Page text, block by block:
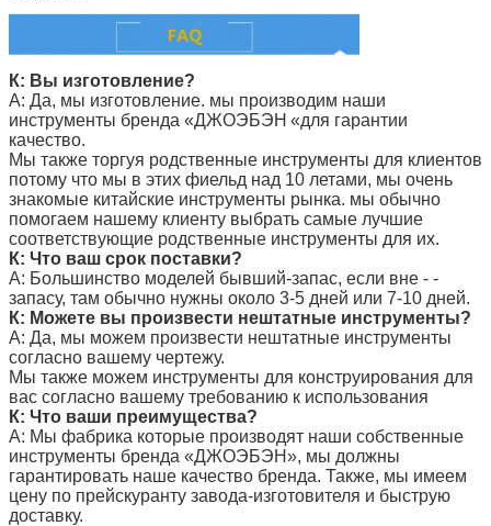
К: Вы изготовление?
А: Да, мы изготовление. мы производим наши
инструменты бренда «ДЖОЭБЭН «для гарантии
качество.
Мы также торгуя родственные инструменты для клиентов
потому что мы в этих фиельд над 10 летами, мы очень
знакомые китайские инструменты рынка. мы обычно
помогаем нашему клиенту выбрать самые лучшие
соответствующие родственные инструменты для их.
К: Что ваш срок поставки?
А: Большинство моделей бывший-запас, если вне - -
запасу, там обычно нужны около 3-5 дней или 7-10 дней.
К: Можете вы произвести нештатные инструменты?
А: Да, мы можем произвести нештатные инструменты
согласно вашему чертежу.
Мы также можем инструменты для конструирования для
вас согласно вашему требованию к использования
К: Что ваши преимущества?
А: Мы фабрика которые производят наши собственные
инструменты бренда «ДЖОЭБЭН», мы должны
гарантировать наше качество бренда. Также, мы имеем
цену по прейскуранту завода-изготовителя и быструю
доставку.